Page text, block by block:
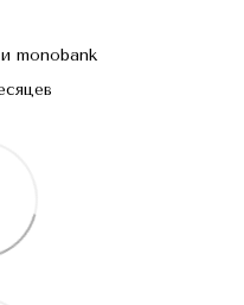
monobank